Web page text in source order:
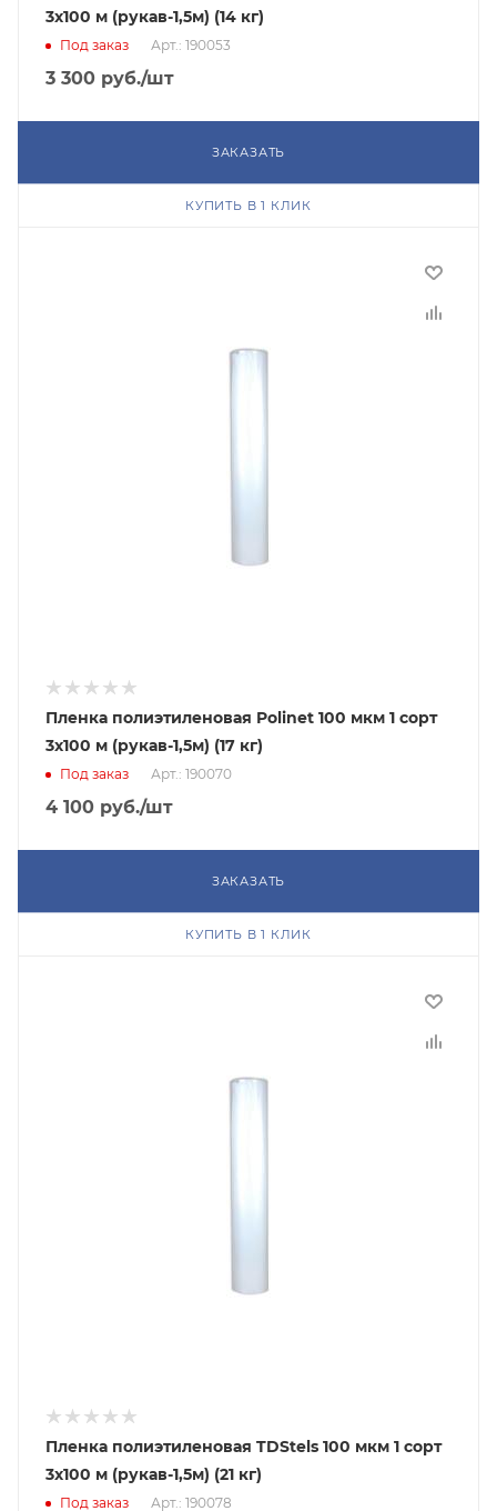
3x100 м (рукав-1,5м) (14 кг)
Под заказ Арт.: 190053
3 300 руб./шт
ЗАКАЗАТЬ
КУПИТЬ В 1 КЛИК
Пленка полиэтиленовая Polinet 100 мкм 1 сорт
3x100 м (рукав-1,5м) (17 кг)
Под заказ Арт.: 190070
4 100 руб./шт
ЗАКАЗАТЬ
КУПИТЬ В 1 КЛИК
Пленка полиэтиленовая TDStels 100 мкм 1 сорт
3x100 м (рукав-1,5м) (21 кг)
Под заказ Арт.: 190078